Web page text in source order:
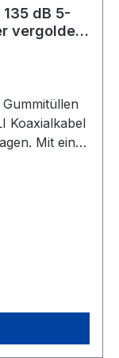
10x F-
135 dB 5-
vergoldet
Koaxialkabel
Mit einer
äußeren
Überblick
Das
die
Mit ihrer